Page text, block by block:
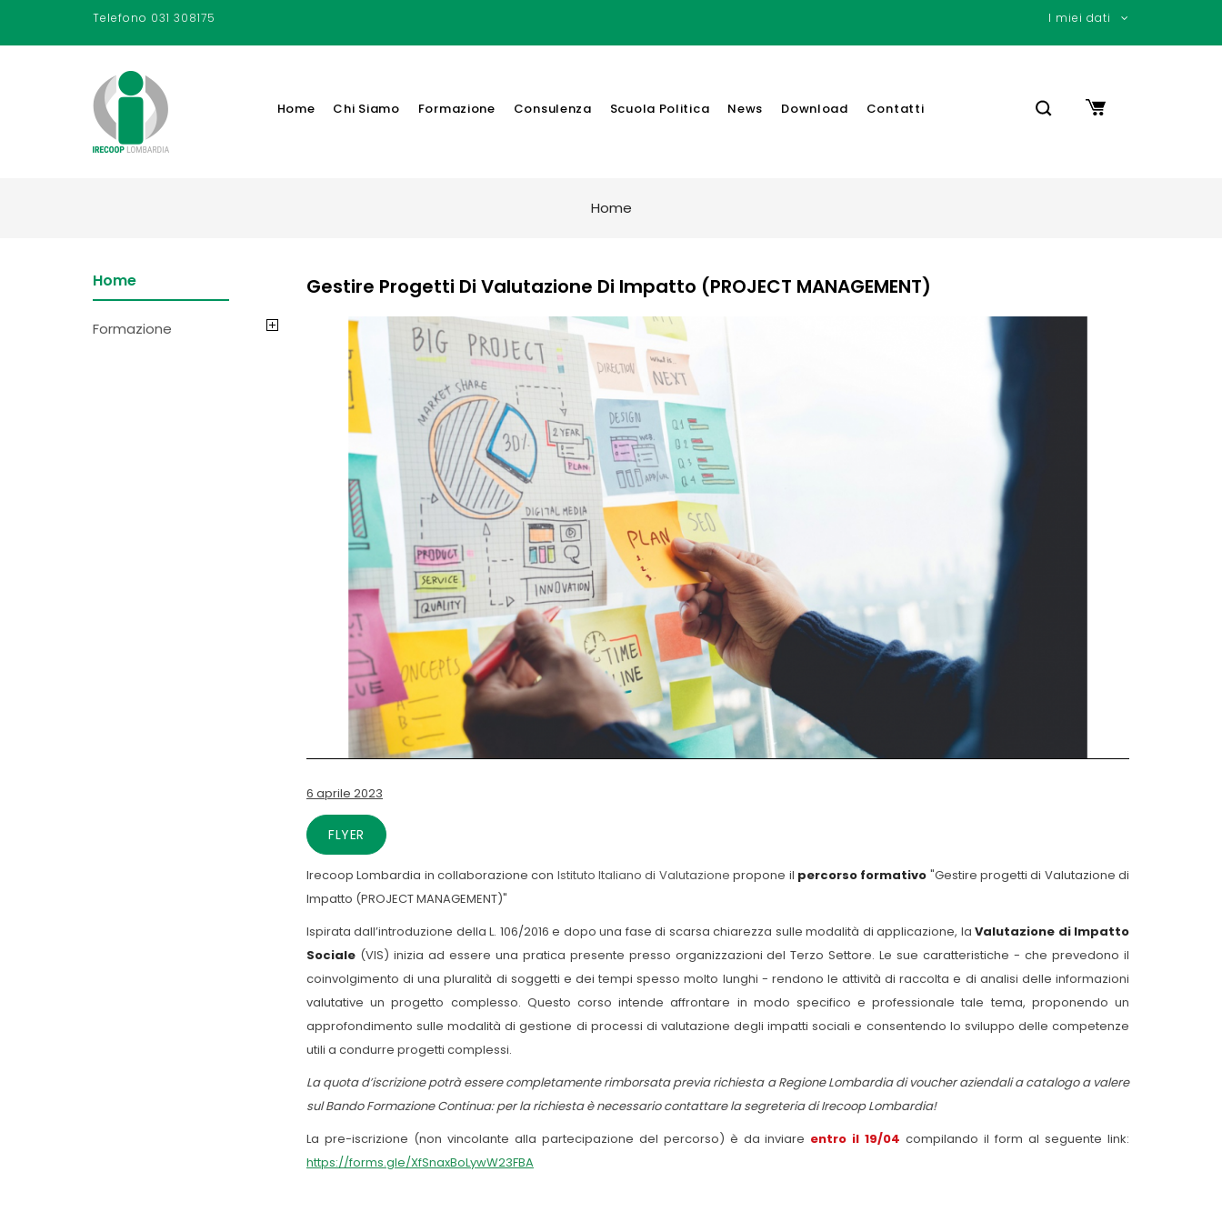
Telefono 031 308175 I miei dati
Home Chi Siamo Formazione Consulenza Scuola Politica News Download Contatti
Home
Home
Formazione
Gestire Progetti Di Valutazione Di Impatto (PROJECT MANAGEMENT)
6 aprile 2023
FLYER
Irecoop Lombardia in collaborazione con Istituto Italiano di Valutazione propone il percorso formativo "Gestire progetti di Valutazione di
Impatto (PROJECT MANAGEMENT)"
Ispirata dall’introduzione della L. 106/2016 e dopo una fase di scarsa chiarezza sulle modalità di applicazione, laValutazione di Impatto
Sociale (VIS) inizia ad essere una pratica presente presso organizzazioni del Terzo Settore. Le sue caratteristiche - che prevedono il
coinvolgimento di una pluralità di soggetti e dei tempi spesso molto lunghi - rendono le attività di raccolta e di analisi delle informazioni
valutative un progetto complesso. Questo corso intende affrontare in modo specifico e professionale tale tema, proponendo un
approfondimento sulle modalità di gestione di processi di valutazione degli impatti sociali e consentendo lo sviluppo delle competenze
utili a condurre progetti complessi.
La quota d’iscrizione potrà essere completamente rimborsata previa richiesta a Regione Lombardia di voucher aziendali a catalogo a valere
sul Bando Formazione Continua: per la richiesta è necessario contattare la segreteria di Irecoop Lombardia!
La pre-iscrizione (non vincolante alla partecipazione del percorso) è da inviare entro il 19/04 compilando il form al seguente link:
https://forms.gle/XfSnaxBoLywW23FBA